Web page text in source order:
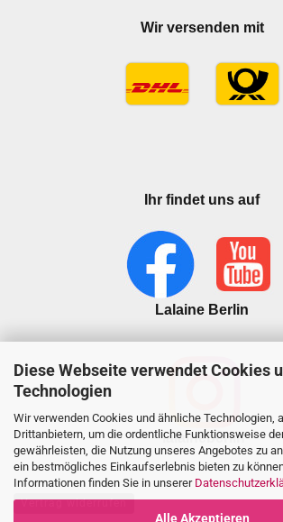
Diese Webseite verwendet Cookies
Technologien
Wir verwenden Cookies und ähnliche Technologien,
Drittanbietern, um die ordentliche Funktionsweise
gewährleisten, die Nutzung unseres Angebotes zu
ein bestmögliches Einkaufserlebnis bieten zu
Informationen finden Sie in unserer
Alle Akzeptieren
Wir versenden mit
Ihr findet uns auf
Lalaine Berlin
lalaineberlin
Vertrag widerrufen